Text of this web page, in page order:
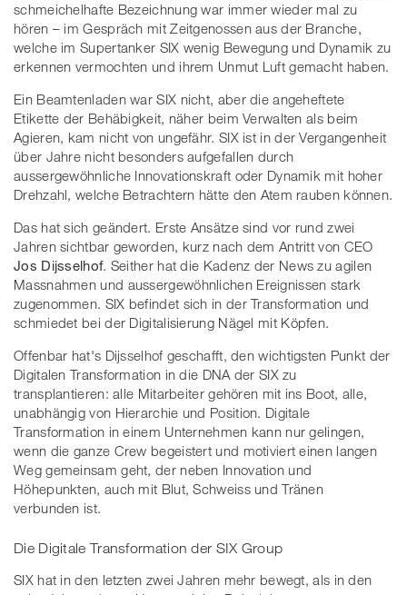
schmeichelhafte Bezeichnung war immer wieder mal zu
hören – im Gespräch mit Zeitgenossen aus der Branche,
welche im Supertanker SIX wenig Bewegung und Dynamik zu
erkennen vermochten und ihrem Unmut Luft gemacht haben.
Ein Beamtenladen war SIX nicht, aber die angeheftete
Etikette der Behäbigkeit, näher beim Verwalten als beim
Agieren, kam nicht von ungefähr. SIX ist in der Vergangenheit
über Jahre nicht besonders aufgefallen durch
aussergewöhnliche Innovationskraft oder Dynamik mit hoher
Drehzahl, welche Betrachtern hätte den Atem rauben können.
Das hat sich geändert. Erste Ansätze sind vor rund zwei
Jahren sichtbar geworden, kurz nach dem Antritt von CEO
Jos Dijsselhof. Seither hat die Kadenz der News zu agilen
Massnahmen und aussergewöhnlichen Ereignissen stark
zugenommen. SIX befindet sich in der Transformation und
schmiedet bei der Digitalisierung Nägel mit Köpfen.
Offenbar hat's Dijsselhof geschafft, den wichtigsten Punkt der
Digitalen Transformation in die DNA der SIX zu
transplantieren: alle Mitarbeiter gehören mit ins Boot, alle,
unabhängig von Hierarchie und Position. Digitale
Transformation in einem Unternehmen kann nur gelingen,
wenn die ganze Crew begeistert und motiviert einen langen
Weg gemeinsam geht, der neben Innovation und
Höhepunkten, auch mit Blut, Schweiss und Tränen
verbunden ist.
Die Digitale Transformation der SIX Group
SIX hat in den letzten zwei Jahren mehr bewegt, als in den